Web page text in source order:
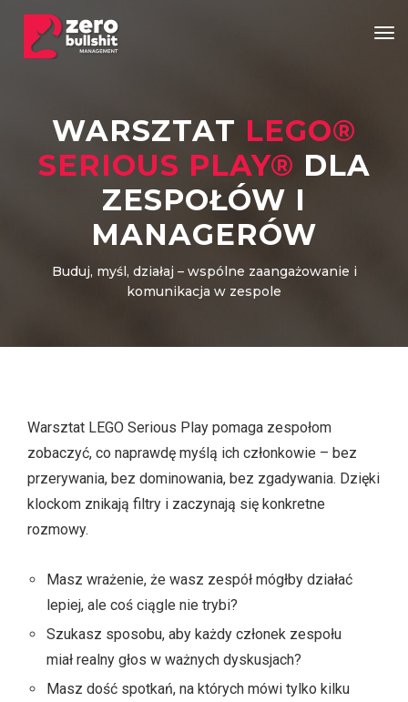
WARSZTAT LEGO®
SERIOUS PLAY® DLA
ZESPOŁÓW I
MANAGERÓW
Buduj, myśl, działaj – wspólne zaangażowanie i
komunikacja w zespole
Warsztat LEGO Serious Play pomaga zespołom
zobaczyć, co naprawdę myślą ich członkowie – bez
przerywania, bez dominowania, bez zgadywania. Dzięki
klockom znikają filtry i zaczynają się konkretne
rozmowy.
Masz wrażenie, że wasz zespół mógłby działać
lepiej, ale coś ciągle nie trybi?
Szukasz sposobu, aby każdy członek zespołu
miał realny głos w ważnych dyskusjach?
Masz dość spotkań, na których mówi tylko kilku